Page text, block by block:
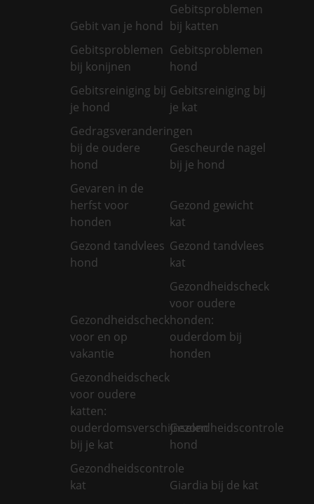
Gebit van je hond
Gebitsproblemen
bij katten
Gebitsproblemen
bij konijnen
Gebitsproblemen
hond
Gebitsreiniging bij
je hond
Gebitsreiniging bij
je kat
Gedragsveranderingen
bij de oudere
hond
Gescheurde nagel
bij je hond
Gevaren in de
herfst voor
honden
Gezond gewicht
kat
Gezond tandvlees
hond
Gezond tandvlees
kat
Gezondheidscheck
voor en op
vakantie
Gezondheidscheck
voor oudere
honden:
ouderdom bij
honden
Gezondheidscheck
voor oudere
katten:
ouderdomsverschijnselen
bij je kat
Gezondheidscontrole
hond
Gezondheidscontrole
kat
Giardia bij de kat